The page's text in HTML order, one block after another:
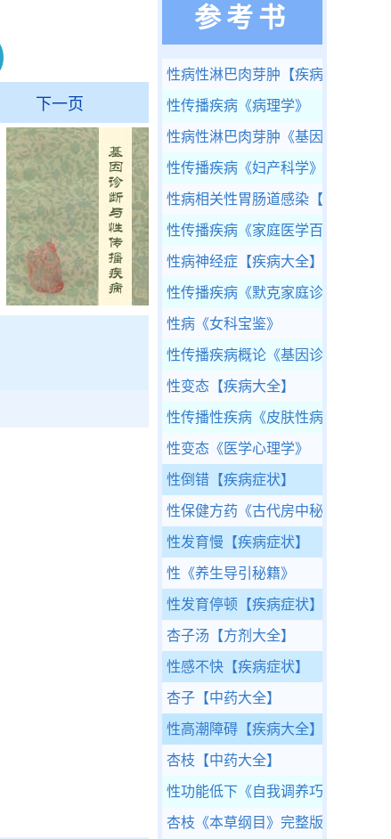
下一页
参考书
性病性淋巴肉芽肿 【疾病大全】
性传播疾病 《病理学》
性病性淋巴肉芽肿 《基因诊断与性
性传播疾病 《妇产科学》
性病相关性胃肠道感染 【疾病大全
性传播疾病 《家庭医学百科-医疗康
性病神经症 【疾病大全】
性传播疾病 《默克家庭诊疗手册》
性病 《女科宝鉴》
性传播疾病概论 《基因诊断与性传
性变态 【疾病大全】
性传播性疾病 《皮肤性病学》
性变态 《医学心理学》
性倒错 【疾病症状】
性保健方药 《古代房中秘方》
性发育慢 【疾病症状】
性 《养生导引秘籍》
性发育停顿 【疾病症状】
杏子汤 【方剂大全】
性感不快 【疾病症状】
杏子 【中药大全】
性高潮障碍 【疾病大全】
杏枝 【中药大全】
性功能低下 《自我调养巧治病》
杏枝 《本草纲目》完整版